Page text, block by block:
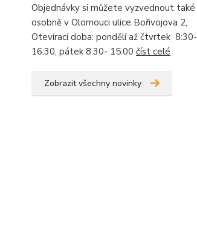
Objednávky si můžete vyzvednout také
osobně v Olomouci ulice Bořivojova 2,
Otevírací doba: pondělí až čtvrtek 8:30-
16:30, pátek 8:30- 15:00 číst celé
Zobrazit všechny novinky